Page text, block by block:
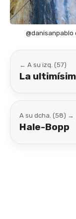
@danisanpablo
← A su izq. (57)
La
A su dcha. (58) →
Hale-Bopp